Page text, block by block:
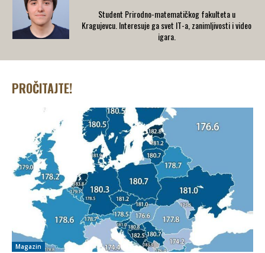
Student Prirodno-matematičkog fakulteta u
Kragujevcu. Interesuje ga svet IT-a, zanimljivosti i video
igara.
PROČITAJTE!
Magazin